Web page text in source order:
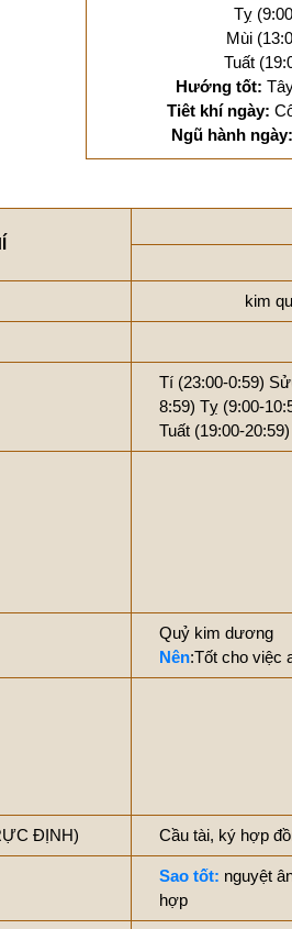
Tỵ
Mùi
Tuất
Hướng tốt:
Tiêt khí ngày:
Ngũ hành ngày:
kim
Tí (23:00-0:59)
8:59) Tỵ (9:00-
Tuất (19:00-20:59)
Quỷ kim dương
Nên:Tốt cho việc
ĐỊNH) Cầu tài, ký hợp
Sao tốt: nguyệt
hợp